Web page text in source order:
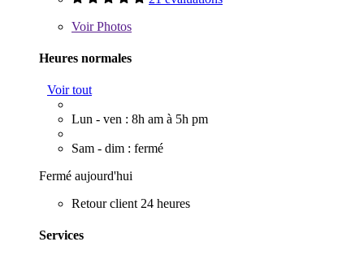
VoirPhotos
Heures normales
Voir tout
Lun - ven : 8h am à 5h pm
Sam - dim : fermé
Fermé aujourd'hui
Retour client 24 heures
Services